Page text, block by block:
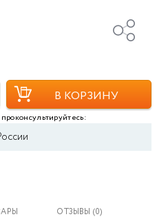
В КОРЗИНУ
ОТЗЫВЫ (0)